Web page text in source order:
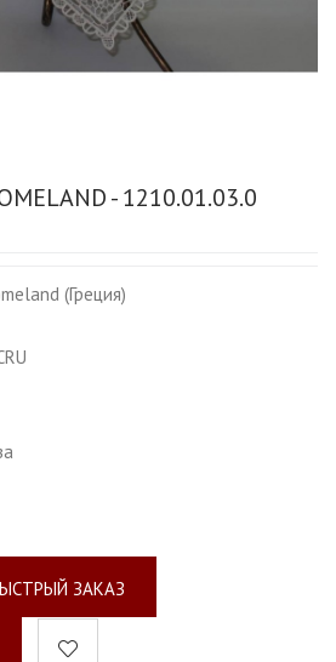
- 1210.01.03.0
(Греция)
ЗАКАЗ